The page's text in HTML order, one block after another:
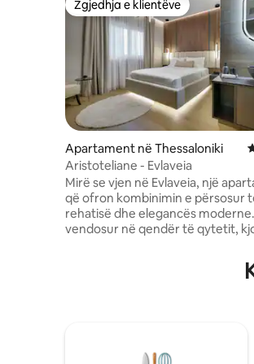
Zgjedhja e klientëve
Zgjedhja e klientëve
Apartament në Thessaloniki
Aristoteliane - Evlaveia
Mirë se vjen në Evlaveia, një
që ofron kombinimin e përsosur
rehatisë dhe elegancës
vendosur në qendër të qytetit,
çlodhës dhe të këndshëm. Me një
hapësirë ndenjjeje të rehatshme
Apartamenti ndodhet gjithashtu